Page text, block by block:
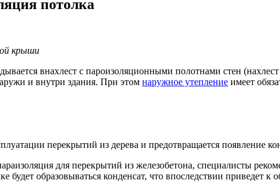
потолка
крыши
внахлест с пароизоляционными полотнами стен
и внутри здания. При этом наружное утепление имеет
перекрытий из дерева и предотвращается появление
для перекрытий из железобетона, специалисты
будет образовываться конденсат, что впоследствии приведет к